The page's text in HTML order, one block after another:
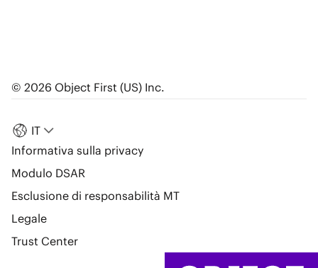
IT
Informativa sulla privacy
Modulo DSAR
Esclusione di responsabilità MT
Legale
Trust Center
© 2026 Object First (US) Inc.